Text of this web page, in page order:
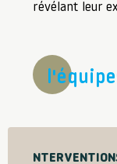
révélant leur
l'équipe